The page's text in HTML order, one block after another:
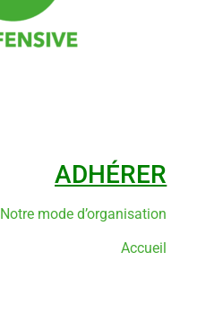
ADHÉRER
Notre mode d’organisation
Accueil